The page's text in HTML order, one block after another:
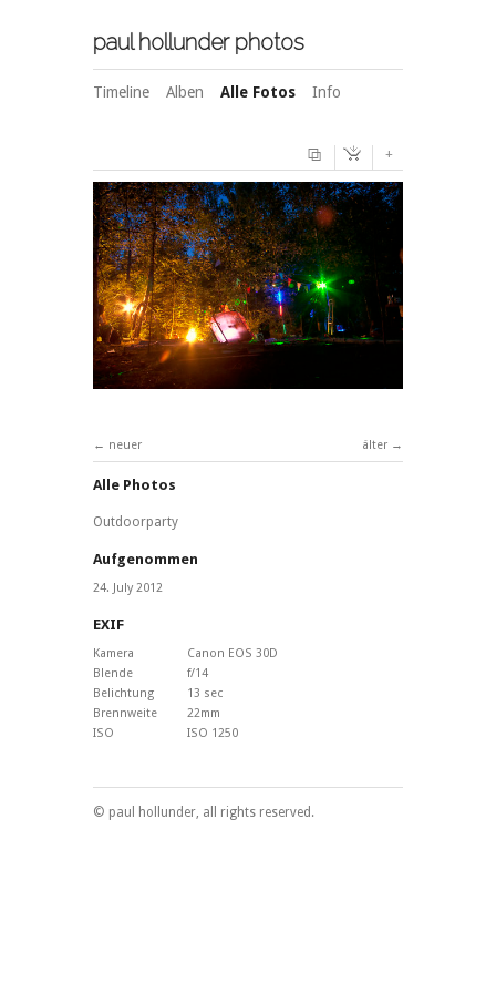
paul hollunder photos
Timeline Alben Alle Fotos Info
+
älter
neuer
Alle Photos
Outdoorparty
Aufgenommen
24. July 2012
EXIF
Kamera
Canon EOS 30D
Blende
f/14
Belichtung
13 sec
Brennweite
22mm
ISO
ISO 1250
© paul hollunder, all rights reserved.